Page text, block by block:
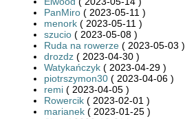
PanMiro ( 2023-05-11 )
menork ( 2023-05-11 )
szucio ( 2023-05-08 )
Ruda na rowerze ( 2023-05-03 )
drozdz ( 2023-04-30 )
Watykańczyk ( 2023-04-29 )
piotrszymon30 ( 2023-04-06 )
remi ( 2023-04-05 )
Rowercik ( 2023-02-01 )
marianek ( 2023-01-25 )